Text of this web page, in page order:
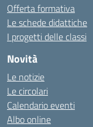
Offerta formativa
Le schede didattiche
I progetti delle classi
Novità
Le notizie
Le circolari
Calendario eventi
Albo online